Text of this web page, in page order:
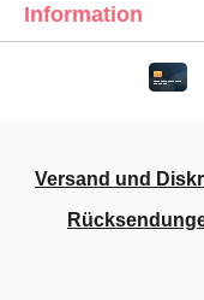
Information
Versand und